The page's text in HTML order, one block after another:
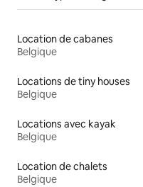
Location de cabanes
Belgique
Locations de tiny houses
Belgique
Locations avec kayak
Belgique
Location de chalets
Belgique